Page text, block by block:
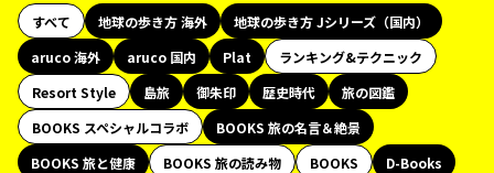
すべて 地球の歩き方 海外
地球の歩き方 Jシリーズ（国内）
aruco 海外
aruco 国内 Plat
ランキング&テクニック
Resort Style
島旅 御朱印 歴史時代
旅の図鑑
BOOKS スペシャルコラボ
BOOKS 旅の名言＆絶景
BOOKS 旅と健康
BOOKS 旅の読み物 BOOKS
D-Books